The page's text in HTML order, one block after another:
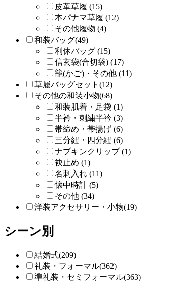
皮革草履 (15)
本パナマ草履 (12)
その他履物 (4)
和装バッグ(49)
利休バッグ (15)
信玄袋(合切袋) (17)
籠(かご)・その他 (11)
草履バッグセット(12)
その他の和装小物(68)
和装肌着・足袋 (1)
半衿・刺繍半衿 (3)
帯締め・帯揚げ (6)
三分紐・四分紐 (6)
ナプキンクリップ (1)
袂止め (1)
名刺入れ (11)
懐中時計 (5)
その他 (34)
洋装アクセサリー・小物(19)
シーン別
結婚式(209)
礼装・フォーマル(362)
準礼装・セミフォーマル(363)